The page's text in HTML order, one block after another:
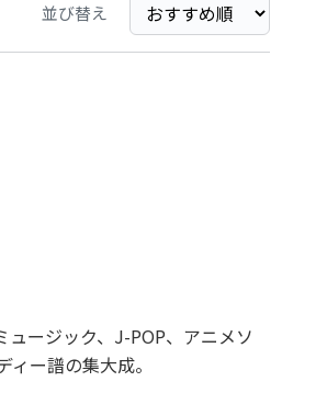
並び替え
ージック、J-POP、アニメソ
ー譜の集大成。